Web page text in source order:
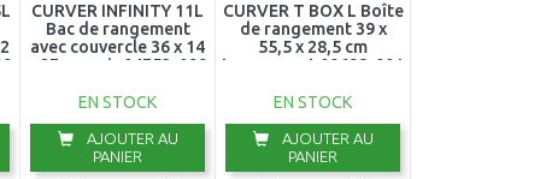
CURVER INFINITY 11L
Bac de rangement
avec couvercle 36 x 14
x 27 cm gris 04753-099
EN STOCK
AJOUTER AU
PANIER
CURVER T BOX L Boîte
de rangement 39 x
55,5 x 28,5 cm
transparent 00698-001
EN STOCK
AJOUTER AU
PANIER